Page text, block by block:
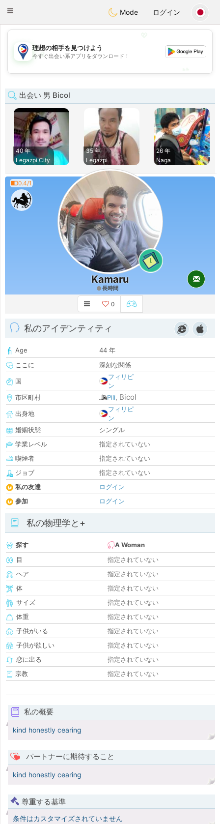
PhilippinesChat
Toggle
Mode ログイン
💖
💕
理想の相手を見つけよう
今すぐ出会い系アプリをダウンロード！
出会い 男 Bicol
40 年
Legazpi City
35 年
Legazpi
26 年
Naga
0.4/1
1
Kamaru
長時間
0
私のアイデンティティ
Age
44 年
ここに
深刻な関係
国
フィリピ
ン
市区町村
Pili, Bicol
出身地
フィリピ
ン
婚姻状態
シングル
学業レベル
指定されていない
喫煙者
指定されていない
ジョブ
指定されていない
私の友達
ログイン
参加
ログイン
私の物理学と+
探す
A Woman
目
指定されていない
ヘア
指定されていない
体
指定されていない
サイズ
指定されていない
体重
指定されていない
子供がいる
指定されていない
子供が欲しい
指定されていない
恋に出る
指定されていない
宗教
指定されていない
私の概要
kind honestly cearing
パートナーに期待すること
kind honestly cearing
尊重する基準
条件はカスタマイズされていません